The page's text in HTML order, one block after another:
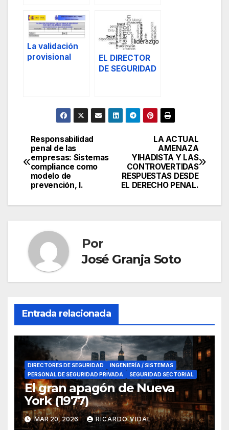
personal de
seguridad
privada.
La validación
provisional
Jefes de
Seguridad.
EL DIRECTOR
DE SEGURIDAD
Navegación
de
entradas
LA ACTUAL
AMENAZA
YIHADISTA Y LAS
CONTROVERTIDAS
RESPUESTAS DESDE
EL DERECHO PENAL.
Responsabilidad
penal de las
empresas: Sistemas
compliance como
modelo de
prevención, I.
Por
José Granja Soto
Entrada relacionada
DIRECTORES DE SEGURIDAD
INGENIERÍA / SISTEMAS
PERSONAL DE SEGURIDAD PRIVADA
SEGURIDAD SECTORIAL
El gran apagón de Nueva
York (1977)
MAR 20, 2026 RICARDO VIDAL